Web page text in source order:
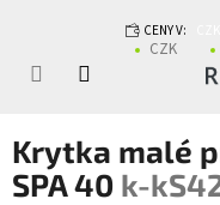
CENY V:
CZK
Krytka malé
SPA 40 k-